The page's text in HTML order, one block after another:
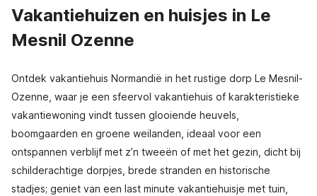
Vakantiehuizen en huisjes in Le
Mesnil Ozenne
Ontdek vakantiehuis Normandië in het rustige dorp Le Mesnil-
Ozenne, waar je een sfeervol vakantiehuis of karakteristieke
vakantiewoning vindt tussen glooiende heuvels,
boomgaarden en groene weilanden, ideaal voor een
ontspannen verblijf met z’n tweeën of met het gezin, dicht bij
schilderachtige dorpjes, brede stranden en historische
stadjes; geniet van een last minute vakantiehuisje met tuin,